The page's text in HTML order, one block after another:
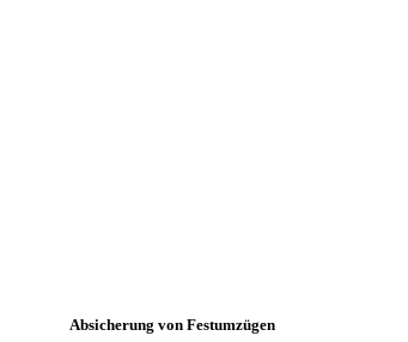
Absicherung von Festumzügen